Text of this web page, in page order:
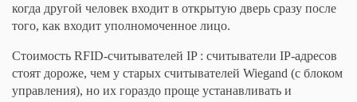
когда другой человек входит в открытую дверь сразу после
того, как входит уполномоченное лицо.
Стоимость RFID-считывателей IP : считыватели IP-адресов
стоят дороже, чем у старых считывателей Wiegand (с блоком
управления), но их гораздо проще устанавливать и